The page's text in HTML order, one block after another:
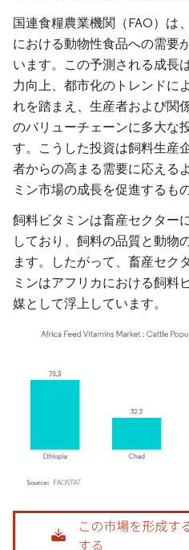
国連食糧農業機関（FAO）は
における動物性食品への需要
います。この予測される成長
力向上、都市化のトレンドに
れを踏まえ、生産者および関
のバリューチェーンに多大な
す。こうした投資は飼料生産
者からの高まる需要に応える
ミン市場の成長を促進するも
飼料ビタミンは畜産セクター
しており、飼料の品質と動物
ます。したがって、畜産セク
ミンはアフリカにおける飼料
媒として浮上しています。
画像 © Mordor Intelligence。再利用に